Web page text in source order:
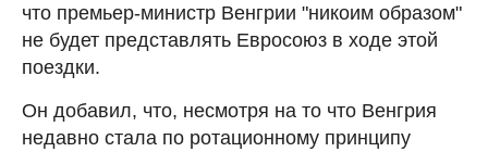
что премьер-министр Венгрии "никоим образом"
не будет представлять Евросоюз в ходе этой
поездки.
Он добавил, что, несмотря на то что Венгрия
недавно стала по ротационному принципу